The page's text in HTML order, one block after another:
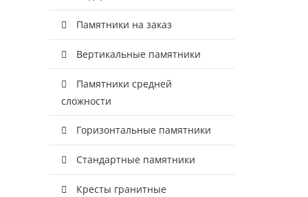
Памятники на заказ
Вертикальные памятники
Памятники средней
сложности
Горизонтальные памятники
Стандартные памятники
Кресты гранитные